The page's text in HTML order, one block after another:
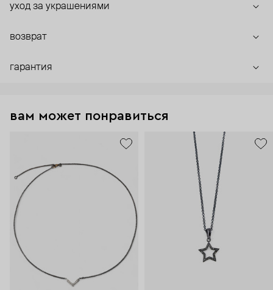
уход за украшениями
возврат
гарантия
вам может понравиться